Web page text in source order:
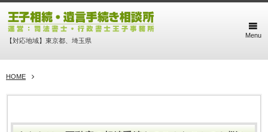
【対応地域】東京都、埼玉県
Menu
HOME